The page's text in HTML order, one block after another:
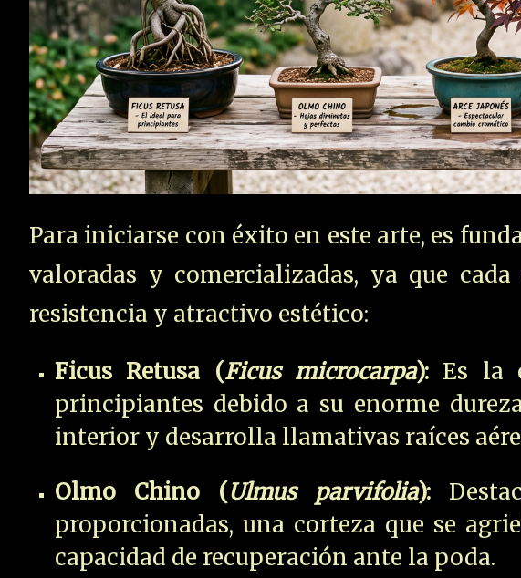
Para iniciarse con éxito en este arte, es
valoradas y comercializadas, ya que
resistencia y atractivo estético:
Ficus Retusa (Ficus microcarpa): Es la
principiantes debido a su enorme
interior y desarrolla llamativas raíces
Olmo Chino (Ulmus parvifolia):
proporcionadas, una corteza que se
capacidad de recuperación ante la poda.